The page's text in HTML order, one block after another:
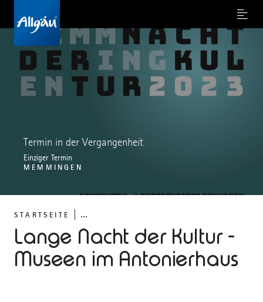
Menu
STARTSEITE ...
Lange Nacht der Kultur -
Museen im Antonierhaus
Termin in der Vergangenheit
Einziger Termin
MEMMINGEN